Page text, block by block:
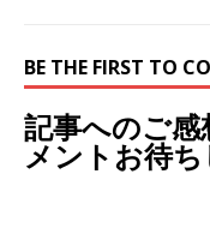
BE THE FIRST TO
記事へのご感
メントお待ち